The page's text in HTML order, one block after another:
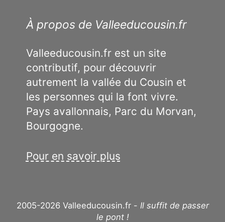
À propos de Valleeducousin.fr
Valleeducousin.fr est un site
contributif, pour découvrir
autrement la vallée du Cousin et
les personnes qui la font vivre.
Pays avallonnais, Parc du Morvan,
Bourgogne.
Pour en savoir plus
2005-2026 Valleeducousin.fr - Il suffit de passer
le pont !